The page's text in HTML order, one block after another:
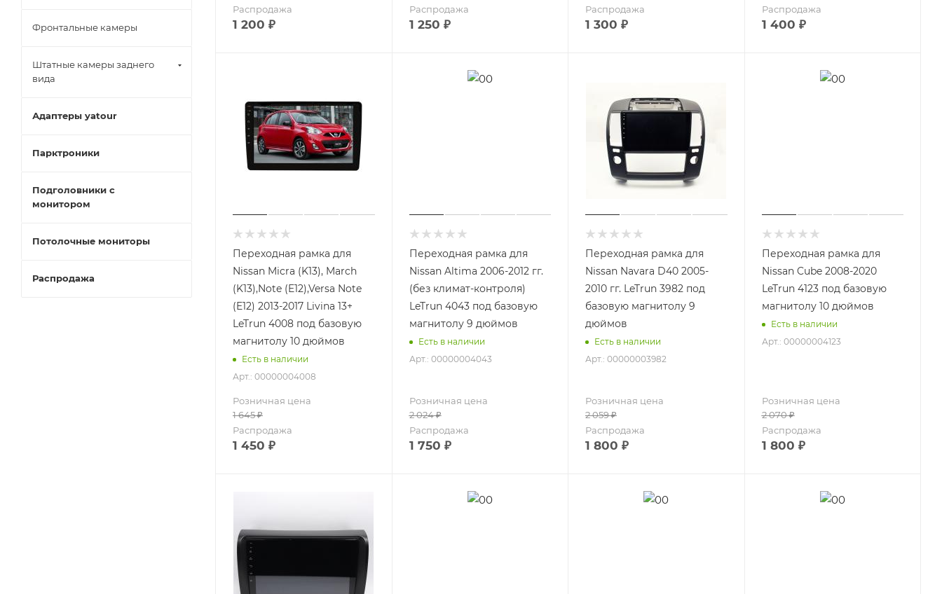
Распродажа
1 200 ₽
Распродажа
1 250 ₽
Распродажа
1 300 ₽
Распродажа
1 400 ₽
Переходная рамка для
Nissan Micra (K13), March
(K13),Note (E12),Versa Note
(E12) 2013-2017 Livina 13+
LeTrun 4008 под базовую
магнитолу 10 дюймов
Есть в наличии
Арт.: 00000004008
Розничная цена
1 645₽
Распродажа
1 450 ₽
Переходная рамка для
Nissan Altima 2006-2012 гг.
(без климат-контроля)
LeTrun 4043 под базовую
магнитолу 9 дюймов
Есть в наличии
Арт.: 00000004043
Розничная цена
2 024₽
Распродажа
1 750 ₽
Переходная рамка для
Nissan Navara D40 2005-
2010 гг. LeTrun 3982 под
базовую магнитолу 9
дюймов
Есть в наличии
Арт.: 00000003982
Розничная цена
2 059₽
Распродажа
1 800 ₽
Переходная рамка для
Nissan Cube 2008-2020
LeTrun 4123 под базовую
магнитолу 10 дюймов
Есть в наличии
Арт.: 00000004123
Розничная цена
2 070₽
Распродажа
1 800 ₽
Фронтальные камеры
Штатные камеры заднего
вида
Адаптеры yatour
Парктроники
Подголовники с
монитором
Потолочные мониторы
Распродажа